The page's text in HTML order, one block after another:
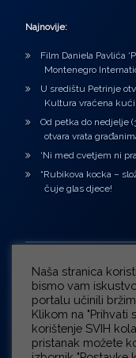
Najnovije:
Film Daniela Pavlića
Montenegro
U središtu Petrinje
Kultura vraćena
Od petka do nedjelje
otvara vrata
‘Ni med cvetjem ni
“Rubikova kocka –
čuje glas djece!
Naša stranica
bismo vam
portalu učinili
Klikom na "Prihvati
korištenje SVIH
pristanak možete